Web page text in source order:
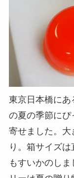
東京日本橋にあ
の夏の季節にぴ
寄せました。大
り。箱サイズ
もすいかのし